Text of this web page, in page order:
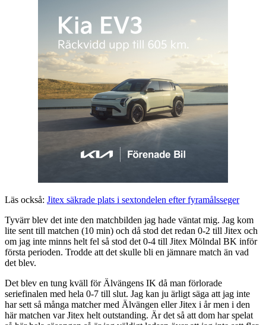
Läs också: Jitex säkrade plats i sextondelen efter fyramålsseger
Tyvärr blev det inte den matchbilden jag hade väntat mig. Jag kom
lite sent till matchen (10 min) och då stod det redan 0-2 till Jitex och
om jag inte minns helt fel så stod det 0-4 till Jitex Mölndal BK inför
första perioden. Trodde att det skulle bli en jämnare match än vad
det blev.
Det blev en tung kväll för Älvängens IK då man förlorade
seriefinalen med hela 0-7 till slut. Jag kan ju ärligt säga att jag inte
har sett så många matcher med Älvängen eller Jitex i år men i den
här matchen var Jitex helt outstanding. Är det så att dom har spelat